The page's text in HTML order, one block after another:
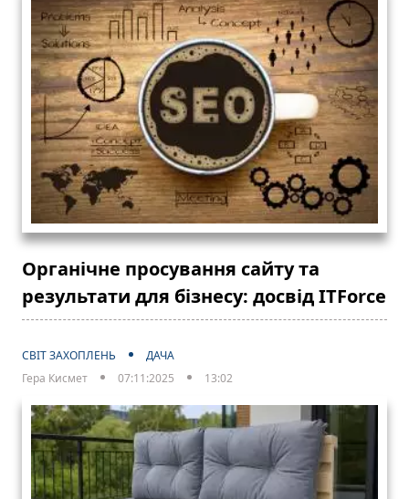
Органічне просування сайту та
результати для бізнесу: досвід ITForce
СВІТ ЗАХОПЛЕНЬ
ДАЧА
Гера Кисмет
07:11:2025 13:02